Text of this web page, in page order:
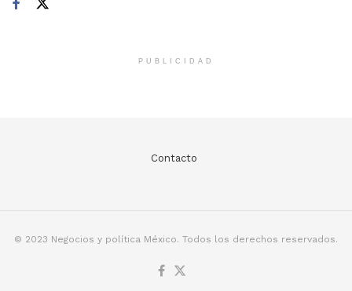
PUBLICIDAD
Contacto
© 2023 Negocios y política México. Todos los derechos reservados.